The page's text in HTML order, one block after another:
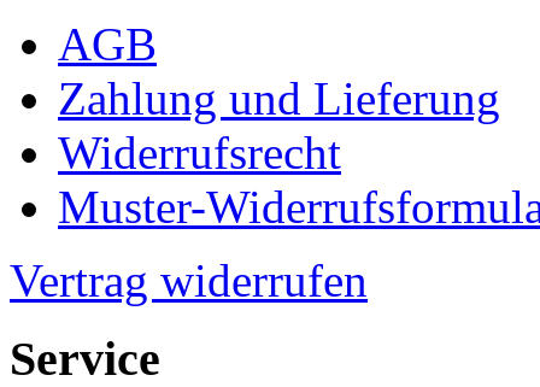
AGB
Zahlung und Lieferung
Widerrufsrecht
Muster-
Vertrag widerrufen
Service